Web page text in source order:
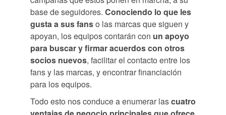
base de seguidores. Conociendo lo que les
gusta a sus fanso las marcas que siguen y
apoyan, los equipos contarán con un apoyo
para buscar y firmar acuerdos con otros
socios nuevos, facilitar el contacto entre los
fans y las marcas, y encontrar financiación
para los equipos.
Todo esto nos conduce a enumerar lascuatro